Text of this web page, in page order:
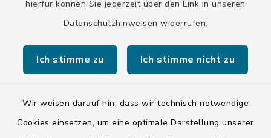
hierfür können Sie jederzeit über den Link in unseren
Datenschutzhinweisen widerrufen.
Ich stimme zu Ich stimme nicht zu
Wir weisen darauf hin, dass wir technisch notwendige
Cookies einsetzen, um eine optimale Darstellung unserer
Stadt Wolfratshausen
Kontakt
Barrierefreiheit